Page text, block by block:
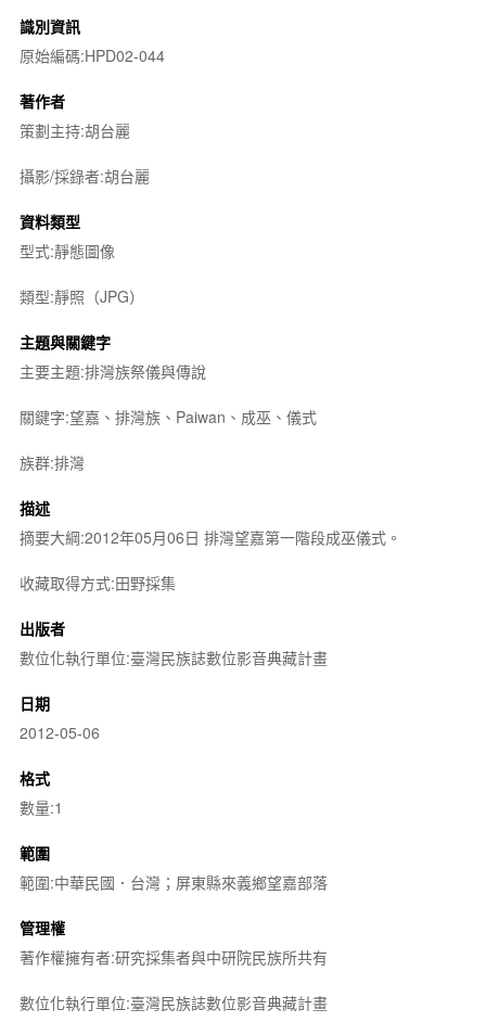
識別資訊
原始編碼:HPD02-044
著作者
策劃主持:胡台麗
攝影/採錄者:胡台麗
資料類型
型式:靜態圖像
類型:靜照（JPG）
主題與關鍵字
主要主題:排灣族祭儀與傳說
關鍵字:望嘉、排灣族、Paiwan、成巫、儀式
族群:排灣
描述
摘要大綱:2012年05月06日 排灣望嘉第一階段成巫儀式。
收藏取得方式:田野採集
出版者
數位化執行單位:臺灣民族誌數位影音典藏計畫
日期
2012-05-06
格式
數量:1
範圍
範圍:中華民國．台灣；屏東縣來義鄉望嘉部落
管理權
著作權擁有者:研究採集者與中研院民族所共有
數位化執行單位:臺灣民族誌數位影音典藏計畫